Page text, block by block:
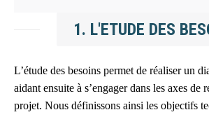
1. L'ETUDE DES
L’étude des besoins permet de réaliser un
aidant ensuite à s’engager dans les axes de
projet. Nous définissons ainsi les objectifs